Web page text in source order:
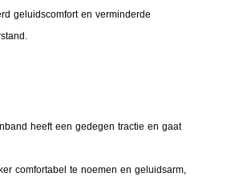
geluidscomfort en verminderde
heeft een gedegen tractie en gaat
comfortabel te noemen en geluidsarm,